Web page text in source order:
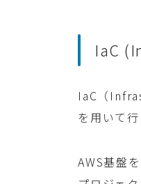
IaC
IaC（
を用いて行
AWS基盤